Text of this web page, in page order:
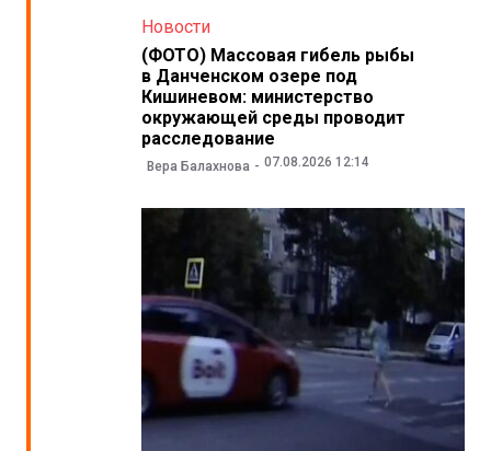
Новости
(ФОТО) Массовая гибель рыбы
в Данченском озере под
Кишиневом: министерство
окружающей среды проводит
расследование
Вера Балахнова 07.08.2026 12:14